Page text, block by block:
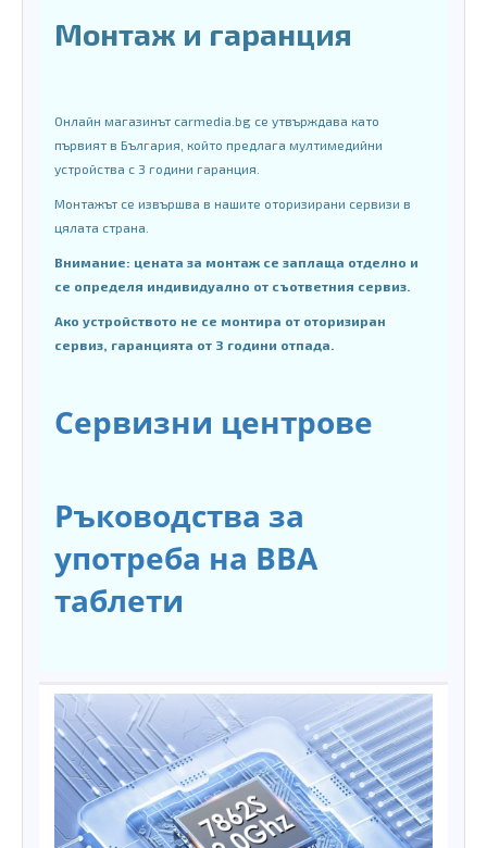
Монтаж и гаранция
Онлайн магазинът carmedia.bg се утвърждава като
първият в България, който предлага мултимедийни
устройства с 3 години гаранция.
Монтажът се извършва в нашите оторизирани сервизи в
цялата страна.
Внимание: цената за монтаж се заплаща отделно и
се определя индивидуално от съответния сервиз.
Ако устройството не се монтира от оторизиран
сервиз, гаранцията от 3 години отпада.
Сервизни центрове
Ръководства за
употреба на BBA
таблети